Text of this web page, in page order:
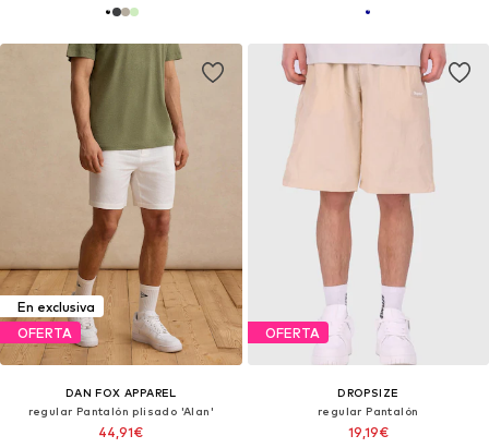
En exclusiva
OFERTA
DAN FOX APPAREL
regular Pantalón plisado 'Alan'
44,91€
OFERTA
DROPSIZE
regular Pantalón
19,19€